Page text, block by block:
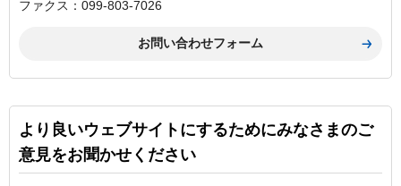
ファクス：099-803-7026
より良いウェブサイトにするためにみなさまのご
意見をお聞かせください